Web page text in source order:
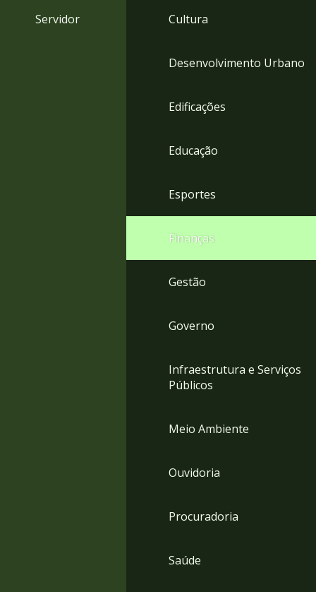
Servidor Cultura
Desenvolvimento Urbano
Edificações
Educação
Esportes
Finanças
Gestão
Governo
Infraestrutura e Serviços
Públicos
Meio Ambiente
Ouvidoria
Procuradoria
Saúde